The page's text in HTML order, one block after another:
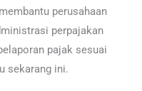
perusahaan
perpajakan
pajak sesuai
sekarang ini.